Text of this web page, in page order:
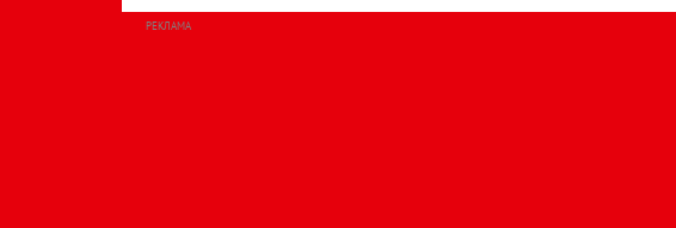
РЕКЛАМА